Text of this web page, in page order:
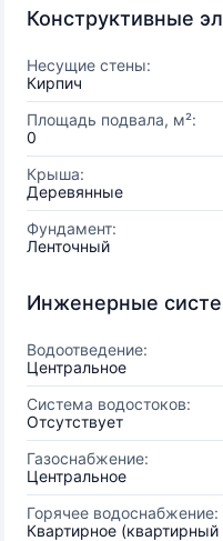
Конструктивные
Несущие стены:
Кирпич
Площадь подвала, м²:
0
Крыша:
Деревянные
Фундамент:
Ленточный
Инженерные
Водоотведение:
Центральное
Система водостоков:
Отсутствует
Газоснабжение:
Центральное
Горячее водоснабжение:
Квартирное (квартирный